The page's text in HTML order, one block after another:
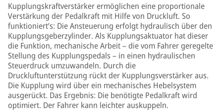
Kupplungskraftverstärker ermöglichen eine proportionale
Verstärkung der Pedalkraft mit Hilfe von Druckluft. So
funktioniert’s: Die Ansteuerung erfolgt hydraulisch über den
Kupplungsgeberzylinder. Als Kupplungsaktuator hat dieser
die Funktion, mechanische Arbeit – die vom Fahrer geregelte
Stellung des Kupplungspedals – in einen hydraulischen
Steuerdruck umzuwandeln. Durch die
Druckluftunterstützung rückt der Kupplungsverstärker aus.
Die Kupplung wird über ein mechanisches Hebelsystem
ausgerückt. Das Ergebnis: Die benötigte Pedalkraft wird
optimiert. Der Fahrer kann leichter auskuppeln.